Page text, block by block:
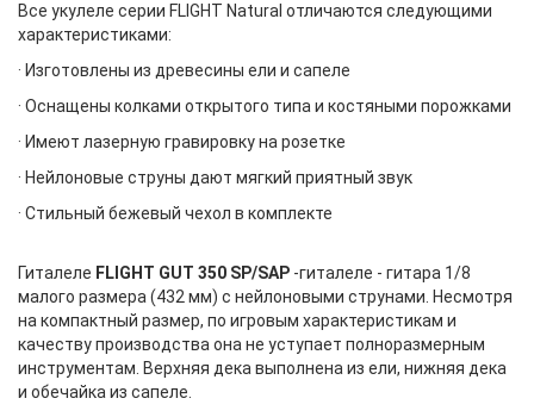
Все укулеле серии FLIGHT Natural отличаются следующими
характеристиками:
· Изготовлены из древесины ели и сапеле
· Оснащены колками открытого типа и костяными порожками
· Имеют лазерную гравировку на розетке
· Нейлоновые струны дают мягкий приятный звук
· Стильный бежевый чехол в комплекте
Гиталеле FLIGHT GUT 350 SP/SAP -гиталеле - гитара 1/8
малого размера (432 мм) с нейлоновыми струнами. Несмотря
на компактный размер, по игровым характеристикам и
качеству производства она не уступает полноразмерным
инструментам. Верхняя дека выполнена из ели, нижняя дека
и обечайка из сапеле.